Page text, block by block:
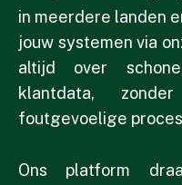
in meerdere landen
jouw systemen via
altijd over
klantdata,
foutgevoelige
Ons platform